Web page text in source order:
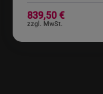
839,50 €